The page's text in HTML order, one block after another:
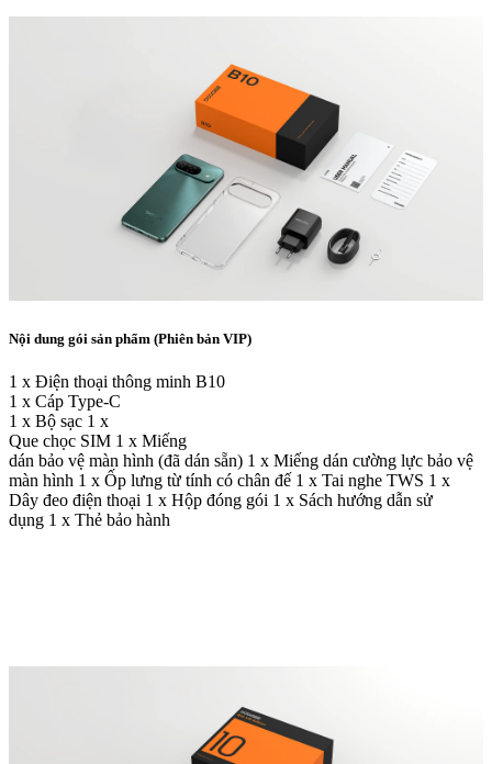
Nội dung gói sản phẩm (Phiên bản VIP)
1 x Điện thoại thông minh B10
1 x Cáp Type-C
1 x Bộ sạc 1 x
Que chọc SIM 1 x Miếng
dán bảo vệ màn hình (đã dán sẵn) 1 x Miếng dán cường lực bảo vệ
màn hình 1 x Ốp lưng từ tính có chân đế 1 x Tai nghe TWS 1 x
Dây đeo điện thoại 1 x Hộp đóng gói 1 x Sách hướng dẫn sử
dụng 1 x Thẻ bảo hành